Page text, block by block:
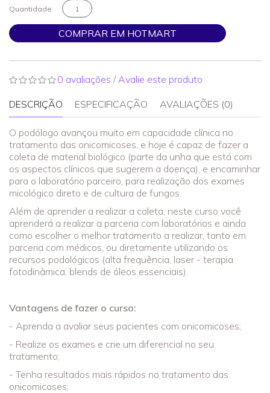
Quantidade
COMPRAR EM HOTMART
0 avaliações / Avalie este produto
DESCRIÇÃO ESPECIFICAÇÃO AVALIAÇÕES (0)
O podólogo avançou muito em capacidade clínica no
tratamento das onicomicoses, e hoje é capaz de fazer a
coleta de material biológico (parte da unha que está com
os aspectos clínicos que sugerem a doença), e encaminhar
para o laboratório parceiro, para realização dos exames
micológico direto e de cultura de fungos.
Além de aprender a realizar a coleta, neste curso você
aprenderá a realizar a parceria com laboratórios e ainda
como escolher o melhor tratamento a realizar, tanto em
parceria com médicos, ou diretamente utilizando os
recursos podológicos (alta frequência, laser - terapia
fotodinâmica, blends de óleos essenciais).
Vantagens de fazer o curso:
- Aprenda a avaliar seus pacientes com onicomicoses;
- Realize os exames e crie um diferencial no seu
tratamento;
- Tenha resultados mais rápidos no tratamento das
onicomicoses;